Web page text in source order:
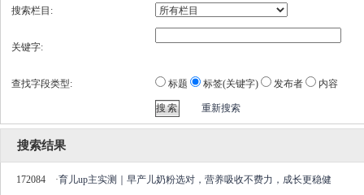
搜索栏目:
关键字:
查找字段类型: 标题 标签(关键字) 发布者 内容
重新搜索
搜索结果
172084 ·育儿up主实测｜早产儿奶粉选对，营养吸收不费力，成长更稳健